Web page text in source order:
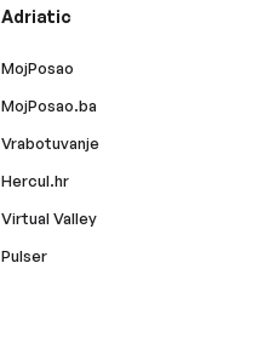
Adriatic
MojPosao
MojPosao.ba
Vrabotuvanje
Hercul.hr
Virtual Valley
Pulser